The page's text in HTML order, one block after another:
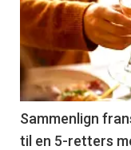
akkurat
nå
-
5
Sammenlign
til en 5-retters